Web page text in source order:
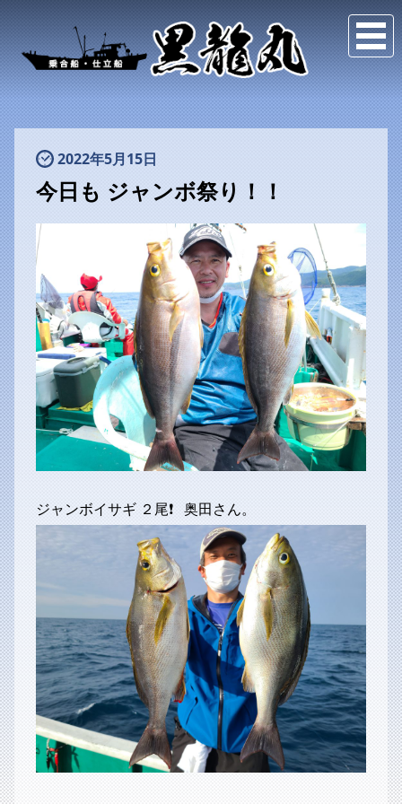
2022年5月15日
今日も ジャンボ祭り！！
ジャンボイサギ ２尾❗ 奥田さん。